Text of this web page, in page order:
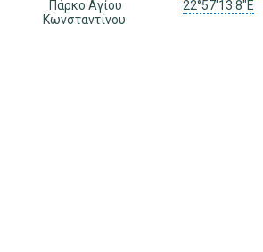
Πάρκο Αγίου
Κωνσταντίνου
22°57'13.8"E